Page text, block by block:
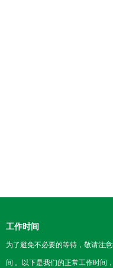
工作时间
为了避免不必要的等待，敬请注
间 。以下是我们的正常工作时间